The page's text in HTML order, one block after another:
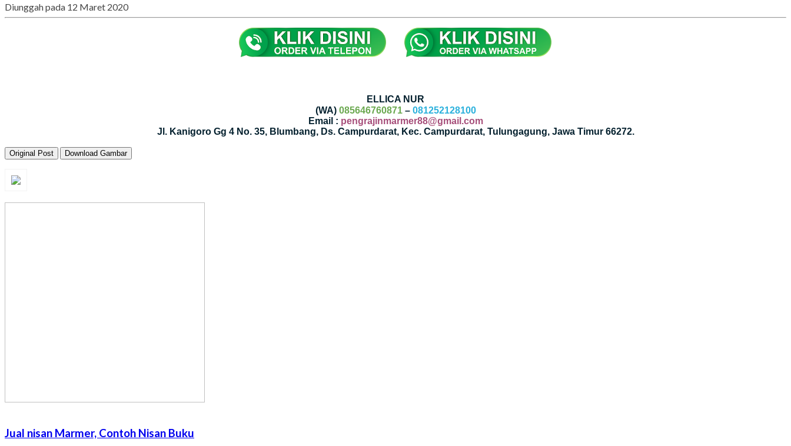
Diunggah pada 12 Maret 2020
ELLICA NUR
(WA) 085646760871– 081252128100
Email : pengrajinmarmer88@gmail.com
Jl. Kanigoro Gg 4 No. 35, Blumbang, Ds. Campurdarat, Kec. Campurdarat, Tulungagung, Jawa Timur 66272.
Original Post Download Gambar
Jual nisan Marmer, Contoh Nisan Buku